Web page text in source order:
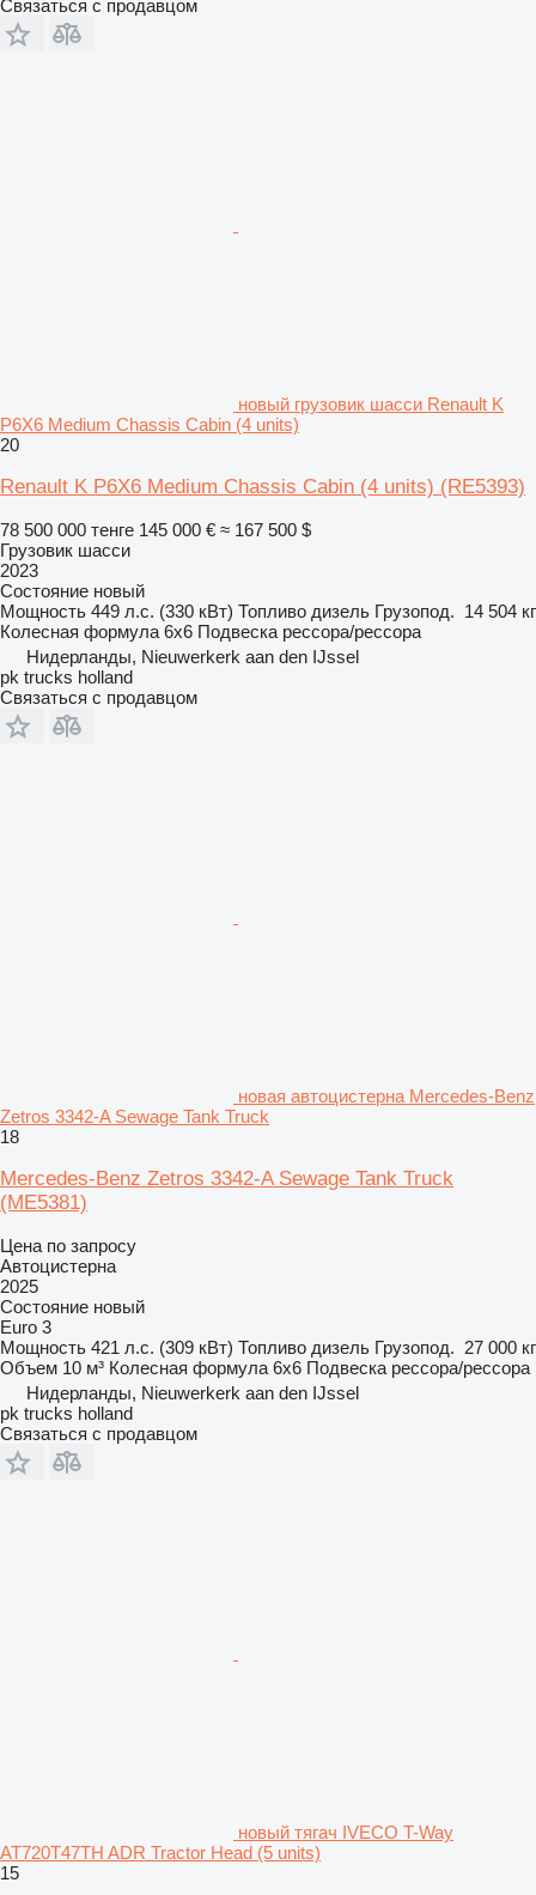
Связаться с продавцом
новый грузовик шасси Renault K
P6X6 Medium Chassis Cabin (4 units)
20
Renault K P6X6 Medium Chassis Cabin (4 units) (RE5393)
78 500 000 тенге 145 000 € ≈ 167 500 $
Грузовик шасси
2023
Состояние новый
Мощность 449 л.с. (330 кВт) Топливо дизель Грузопод. 14 504 кг
Колесная формула 6x6 Подвеска рессора/рессора
Нидерланды, Nieuwerkerk aan den IJssel
pk trucks holland
Связаться с продавцом
новая автоцистерна Mercedes-Benz
Zetros 3342-A Sewage Tank Truck
18
Mercedes-Benz Zetros 3342-A Sewage Tank Truck
(ME5381)
Цена по запросу
Автоцистерна
2025
Состояние новый
Euro 3
Мощность 421 л.с. (309 кВт) Топливо дизель Грузопод. 27 000 кг
Объем 10 м³ Колесная формула 6x6 Подвеска рессора/рессора
Нидерланды, Nieuwerkerk aan den IJssel
pk trucks holland
Связаться с продавцом
новый тягач IVECO T-Way
AT720T47TH ADR Tractor Head (5 units)
15